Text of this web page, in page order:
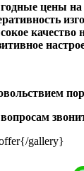
цены
качество
gallery}